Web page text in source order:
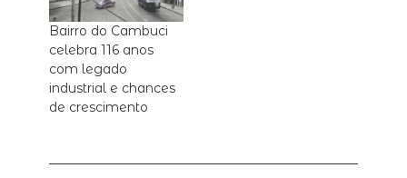
Bairro do Cambuci
celebra 116 anos
com legado
industrial e chances
de crescimento